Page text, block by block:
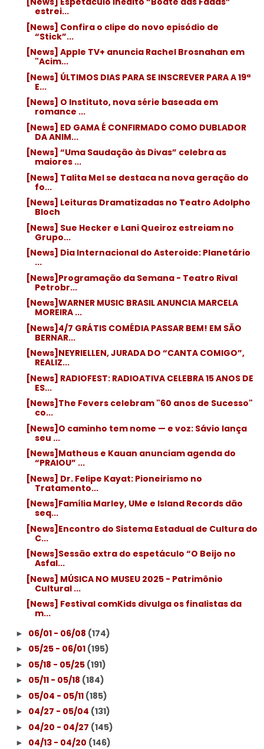
estrei...
[News] Confira o clipe do novo episódio de
“Stick”...
[News] Apple TV+ anuncia Rachel Brosnahan em
"Acim...
[News] ÚLTIMOS DIAS PARA SE INSCREVER PARA A 19ª
E...
[News] O Instituto, nova série baseada em
romance ...
[News] ED GAMA É CONFIRMADO COMO DUBLADOR
DA ANIM...
[News] “Uma Saudação às Divas” celebra as
maiores ...
[News] Talita Mel se destaca na nova geração do
fo...
[News] Leituras Dramatizadas no Teatro Adolpho
Bloch
[News] Sue Hecker e Lani Queiroz estreiam no
Grupo...
[News] Dia Internacional do Asteroide: Planetário
...
[News]Programação da Semana - Teatro Rival
Petrobr...
[News]WARNER MUSIC BRASIL ANUNCIA MARCELA
MOREIRA ...
[News]4/7 GRÁTIS COMÉDIA PASSAR BEM! EM SÃO
BERNAR...
[News]NEYRIELLEN, JURADA DO “CANTA COMIGO”,
REALIZ...
[News] RADIOFEST: RADIOATIVA CELEBRA 15 ANOS DE
ES...
[News]The Fevers celebram "60 anos de Sucesso"
co...
[News]O caminho tem nome — e voz: Sávio lança
seu ...
[News]Matheus e Kauan anunciam agenda do
“PRAIOU” ...
[News] Dr. Felipe Kayat: Pioneirismo no
Tratamento...
[News]Família Marley, UMe e Island Records dão
seq...
[News]Encontro do Sistema Estadual de Cultura do
C...
[News]Sessão extra do espetáculo “O Beijo no
Asfal...
[News] MÚSICA NO MUSEU 2025 - Patrimônio
Cultural ...
[News] Festival comKids divulga os finalistas da
m...
► 06/01 - 06/08 (174)
► 05/25 - 06/01 (195)
► 05/18 - 05/25 (191)
► 05/11 - 05/18 (184)
► 05/04 - 05/11 (185)
► 04/27 - 05/04 (131)
► 04/20 - 04/27 (145)
► 04/13 - 04/20 (146)